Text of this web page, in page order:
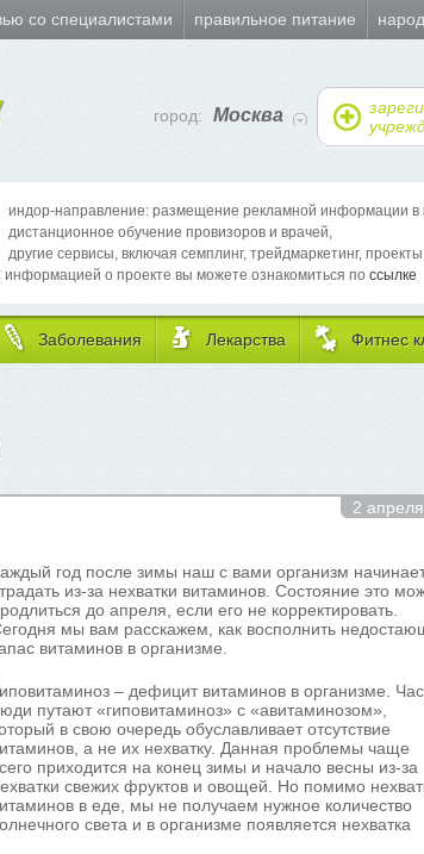
со специалистами правильное питание
город: Москва
индор-направление: размещение рекламной информации в
дистанционное обучение провизоров и врачей,
другие сервисы, включая семплинг, трейдмаркетинг,
информацией о проекте вы можете ознакомиться по ссылке
Заболевания Лекарства Фитнес
2
год после зимы наш с вами организм
из-за нехватки витаминов. Состояние это
до апреля, если его не корректировать.
мы вам расскажем, как восполнить
витаминов в организме.
– дефицит витаминов в организме.
путают «гиповитаминоз» с «авитаминозом»,
в свою очередь обуславливает отсутствие
а не их нехватку. Данная проблемы чаще
приходится на конец зимы и начало весны из-за
свежих фруктов и овощей. Но помимо
в еде, мы не получаем нужное количество
света и в организме появляется нехватка